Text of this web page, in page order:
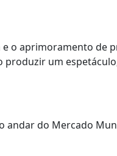
e o aprimoramento de
um
do Mercado